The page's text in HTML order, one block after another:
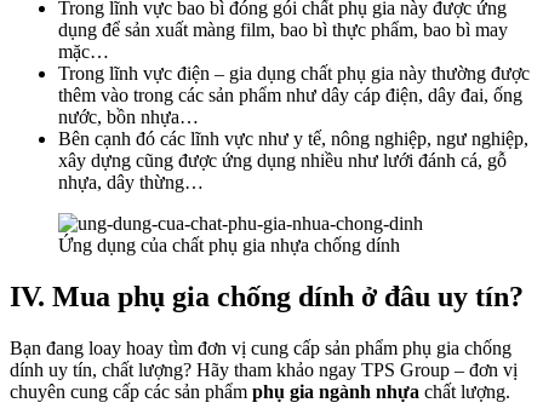
Trong lĩnh vực bao bì đóng gói chất phụ gia này được ứng
dụng để sản xuất màng film, bao bì thực phẩm, bao bì may
mặc…
Trong lĩnh vực điện – gia dụng chất phụ gia này thường được
thêm vào trong các sản phẩm như dây cáp điện, dây đai, ống
nước, bồn nhựa…
Bên cạnh đó các lĩnh vực như y tế, nông nghiệp, ngư nghiệp,
xây dựng cũng được ứng dụng nhiều như lưới đánh cá, gỗ
nhựa, dây thừng…
Ứng dụng của chất phụ gia nhựa chống dính
IV. Mua phụ gia chống dính ở đâu uy tín?
Bạn đang loay hoay tìm đơn vị cung cấp sản phẩm phụ gia chống
dính uy tín, chất lượng? Hãy tham khảo ngay TPS Group – đơn vị
chuyên cung cấp các sản phẩm phụ gia ngành nhựa chất lượng.